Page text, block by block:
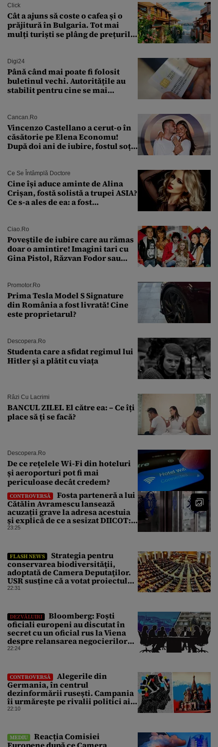
Click
Cât a ajuns să coste o cafea și o
prăjitură în Bulgaria. Tot mai
mulți turiști se plâng de prețurile
Digi24
Până când mai poate fi folosit
buletinul vechi. Autoritățile au
stabilit pentru cine se mai
Cancan.ro
Vincenzo Castellano a cerut-o în
căsătorie pe Elena Economu!
După doi ani de iubire, fostul soț
Ce Se Întâmplă Doctore
Cine își aduce aminte de Alina
Crișan, fostă solistă a trupei ASIA?
Ce s-a ales de ea: a fost
Ciao.ro
Poveştile de iubire care au rămas
doar o amintire! Imagini tari cu
Gina Pistol, Răzvan Fodor sau
Promotor.ro
Prima Tesla Model S Signature
din România a fost livrată! Cine
este proprietarul?
Descopera.ro
Studenta care a sfidat regimul lui
Hitler și a plătit cu viața
Râzi Cu Lacrimi
BANCUL ZILEI. El către ea: – Ce îți
place să ți se facă?
Descopera.ro
De ce rețelele Wi-Fi din hoteluri
și aeroporturi pot fi mai
periculoase decât credem?
CONTROVERSĂ
Fosta parteneră a lui
Cătălin Avramescu lansează
acuzații grave la adresa acestuia
și explică de ce a sesizat DIICOT:
„Făcea baie complet dezbrăcat cu
23:25
FLASH NEWS
Strategia pentru
conservarea biodiversităţii,
adoptată de Camera Deputaţilor.
USR susține că a votat proiectul
cu amendamentele PSD pentru a
22:31
DEZVĂLUIRI
Bloomberg: Foști
oficiali europeni au discutat în
secret cu un oficial rus la Viena
despre relansarea negocierilor
de pace dintre Ucraina și Rusia
22:24
CONTROVERSĂ
Alegerile din
Germania, în centrul
dezinformării rusești. Campania
îi urmărește pe rivalii politici ai
partidului de extremă dreapta
22:10
MEDIU
Reacția Comisiei